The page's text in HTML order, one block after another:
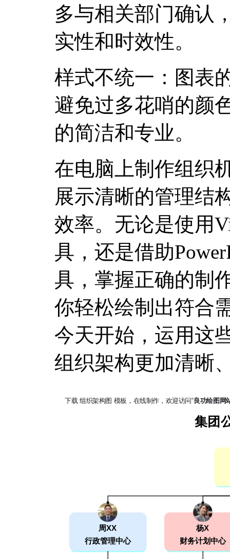
多与相关部门确认
实性和时效性。
样式不统一：图表
避免过多花哨的颜
的简洁和专业。
在电脑上制作组织
展示清晰的管理结
效率。无论是使用
具，还是借助
具，掌握正确的制
你轻松绘制出符合
今天开始，运用这
组织架构更加清晰